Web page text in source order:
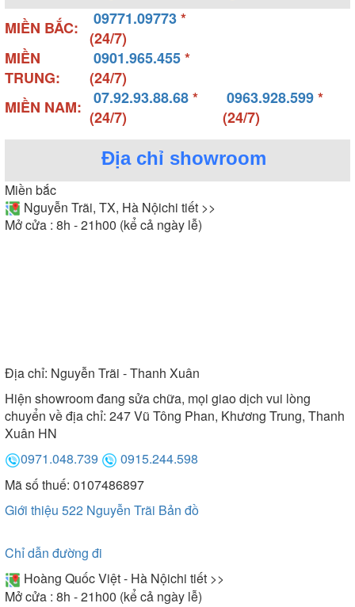
MIỀN BẮC: 09771.09773*
(24/7)
MIỀN
TRUNG:
0901.965.455*
(24/7)
MIỀN NAM:
07.92.93.88.68*
(24/7)
0963.928.599*
(24/7)
Địa chỉ showroom
Miền bắc
Nguyễn Trãi, TX, Hà Nộichi tiết >>
Mở cửa : 8h - 21h00 (kể cả ngày lễ)
Địa chỉ: Nguyễn Trãi - Thanh Xuân
Hiện showroom đang sửa chữa, mọi giao dịch vui lòng
chuyển về địa chỉ: 247 Vũ Tông Phan, Khương Trung, Thanh
Xuân HN
0971.048.739
0915.244.598
Mã số thuế: 0107486897
Giới thiệu 522 Nguyễn Trãi Bản đồ
Chỉ dẫn đường đi
Hoàng Quốc Việt - Hà Nộichi tiết >>
Mở cửa : 8h - 21h00 (kể cả ngày lễ)